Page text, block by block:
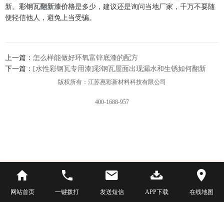
新。 彩钢瓦翻新漆价格是多少，建议还是询问当地厂家，千万不要随
便轻信他人，避免上当受骗。
上一篇： 怎么样能做好环氧富锌底漆的配方
下一篇： [水性彩钢瓦专用漆]彩钢瓦屋面出现漏水和生锈如何翻新
版权所有：江苏惠彩新材料科技有限公司
400-1688-957
网站首页 一键拨打 发送短信 APP下载 在线地图